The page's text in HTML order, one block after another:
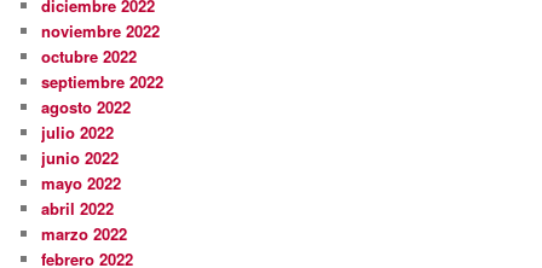
diciembre 2022
noviembre 2022
octubre 2022
septiembre 2022
agosto 2022
julio 2022
junio 2022
mayo 2022
abril 2022
marzo 2022
febrero 2022